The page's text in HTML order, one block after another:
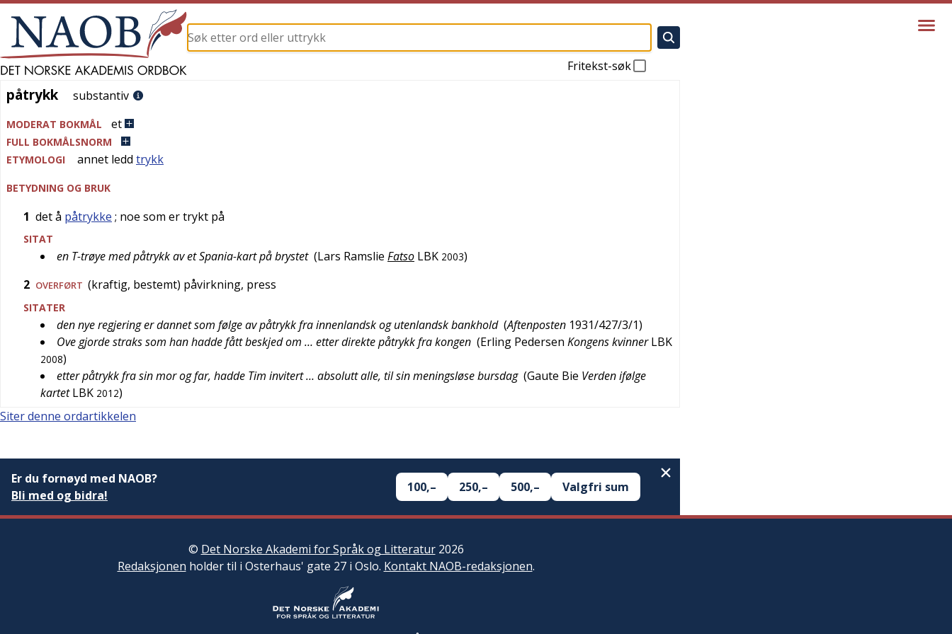
Fritekst-søk
påtrykk
påtrykk substantiv
MODERAT BOKMÅL et
FULL BOKMÅLSNORM
ETYMOLOGI
annet ledd trykk
BETYDNING OG BRUK
1 det å påtrykke ; noe som er trykt på
SITAT
en T-trøye med påtrykk av et Spania-kart på brystet (Lars Ramslie Fatso LBK 2003)
2 OVERFØRT (kraftig, bestemt) påvirkning, press
SITATER
den nye regjering er dannet som følge av påtrykk fra innenlandsk og utenlandsk bankhold (Aftenposten 1931/427/3/1)
Ove gjorde straks som han hadde fått beskjed om … etter direkte påtrykk fra kongen (Erling Pedersen Kongens kvinner LBK
2008)
etter påtrykk fra sin mor og far, hadde Tim invitert … absolutt alle, til sin meningsløse bursdag (Gaute Bie Verden ifølge
kartet LBK 2012)
Siter denne ordartikkelen
Er du fornøyd med NAOB?
Bli med og bidra!
100,– 250,– 500,– Valgfri sum
© Det Norske Akademi for Språk og Litteratur2026
Redaksjonen holder til i Osterhaus' gate 27 i Oslo. Kontakt NAOB-redaksjonen.